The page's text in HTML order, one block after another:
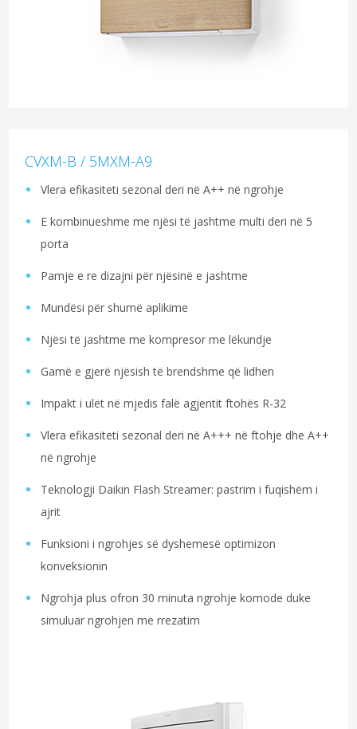
CVXM-B / 5MXM-A9
Vlera efikasiteti sezonal deri në A++ në ngrohje
E kombinueshme me njësi të jashtme multi deri në 5
porta
Pamje e re dizajni për njësinë e jashtme
Mundësi për shumë aplikime
Njësi të jashtme me kompresor me lëkundje
Gamë e gjerë njësish të brendshme që lidhen
Impakt i ulët në mjedis falë agjentit ftohës R-32
Vlera efikasiteti sezonal deri në A+++ në ftohje dhe A++
në ngrohje
Teknologji Daikin Flash Streamer: pastrim i fuqishëm i
ajrit
Funksioni i ngrohjes së dyshemesë optimizon
konveksionin
Ngrohja plus ofron 30 minuta ngrohje komode duke
simuluar ngrohjen me rrezatim